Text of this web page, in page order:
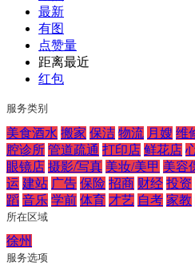
最新
有图
点赞量
距离最近
红包
服务类别
美食酒水 搬家 保洁 物流 月嫂 维
腔诊所 管道疏通 打印店 鲜花店
眼镜店 摄影/写真 美妆/美甲 美容
运 建站 广告 保险 招商 财经 投资
蹈 音乐 学前 体育 才艺 自考 家教
所在区域
徐州
服务选项